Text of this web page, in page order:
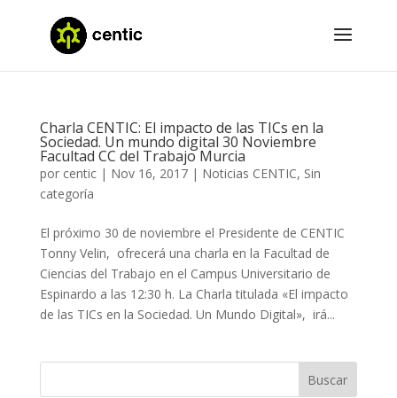
Charla CENTIC: El impacto de las TICs en la
Sociedad. Un mundo digital 30 Noviembre
Facultad CC del Trabajo Murcia
por centic| Nov 16, 2017| Noticias CENTIC, Sin
categoría
El próximo 30 de noviembre el Presidente de CENTIC
Tonny Velin, ofrecerá una charla en la Facultad de
Ciencias del Trabajo en el Campus Universitario de
Espinardo a las 12:30 h. La Charla titulada «El impacto
de las TICs en la Sociedad. Un Mundo Digital», irá...